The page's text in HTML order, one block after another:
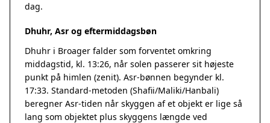
dag.
Dhuhr, Asr og eftermiddagsbøn
Dhuhr i Broager falder som forventet omkring
middagstid, kl. 13:26, når solen passerer sit højeste
punkt på himlen (zenit). Asr-bønnen begynder kl.
17:33. Standard-metoden (Shafii/Maliki/Hanbali)
beregner Asr-tiden når skyggen af et objekt er lige så
lang som objektet plus skyggens længde ved